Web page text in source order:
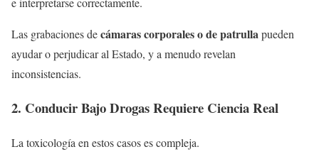
Las grabaciones decámaras corporales o de patrullapueden
ayudar o perjudicar al Estado, y a menudo revelan
inconsistencias.
2. Conducir Bajo Drogas Requiere Ciencia Real
La toxicología en estos casos es compleja.